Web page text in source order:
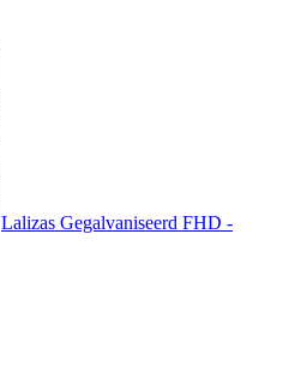
Lalizas Gegalvaniseerd FHD -